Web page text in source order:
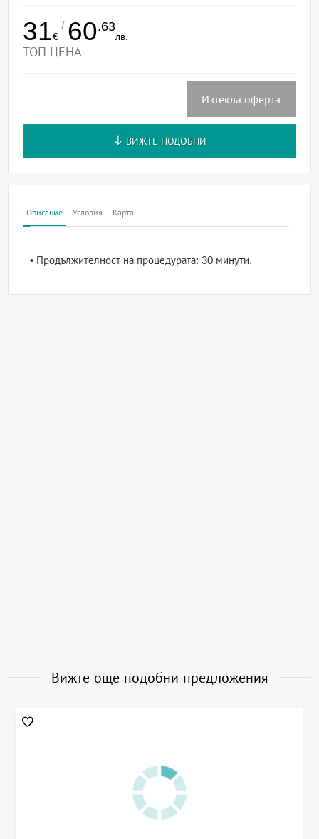
31€
/ 60.63
лв.
ТОП ЦЕНА
Изтекла оферта
ВИЖТЕ ПОДОБНИ
Описание Условия Карта
• Продължителност на процедурата: 30 минути.
Вижте още подобни предложения